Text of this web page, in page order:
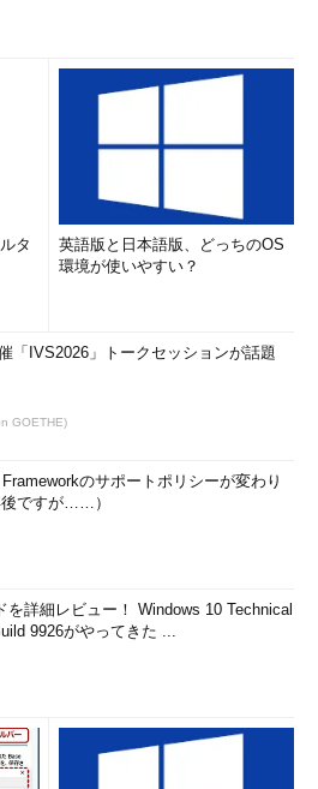
タ
英語版と日本語版、どっちのOS
環境が使いやすい？
「IVS2026」トークセッションが話題
GOETHE)
Frameworkのサポートポリシーが変わり
後ですが……）
を詳細レビュー！ Windows 10 Technical
9926がやってきた ...